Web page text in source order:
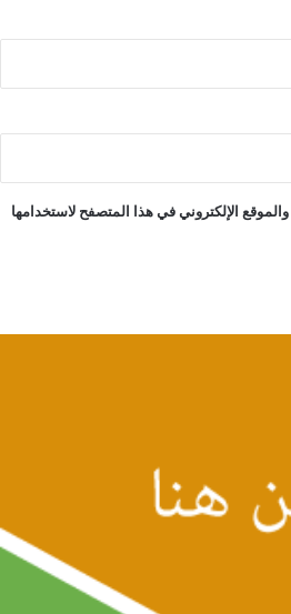
الإلكتروني في هذا المتصفح لاستخدامها